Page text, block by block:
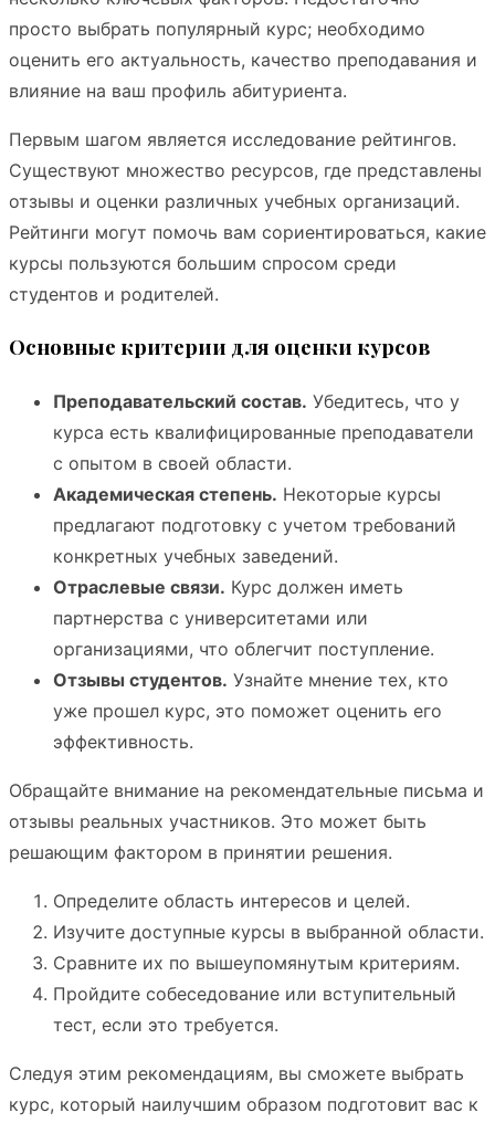
просто выбрать популярный курс; необходимо
оценить его актуальность, качество преподавания и
влияние на ваш профиль абитуриента.
Первым шагом является исследование рейтингов.
Существуют множество ресурсов, где представлены
отзывы и оценки различных учебных организаций.
Рейтинги могут помочь вам сориентироваться, какие
курсы пользуются большим спросом среди
студентов и родителей.
Основные критерии для оценки курсов
Преподавательский состав. Убедитесь, что у
курса есть квалифицированные преподаватели
с опытом в своей области.
Академическая степень. Некоторые курсы
предлагают подготовку с учетом требований
конкретных учебных заведений.
Отраслевые связи. Курс должен иметь
партнерства с университетами или
организациями, что облегчит поступление.
Отзывы студентов. Узнайте мнение тех, кто
уже прошел курс, это поможет оценить его
эффективность.
Обращайте внимание на рекомендательные письма и
отзывы реальных участников. Это может быть
решающим фактором в принятии решения.
Определите область интересов и целей.
Изучите доступные курсы в выбранной области.
Сравните их по вышеупомянутым критериям.
Пройдите собеседование или вступительный
тест, если это требуется.
Следуя этим рекомендациям, вы сможете выбрать
курс, который наилучшим образом подготовит вас к